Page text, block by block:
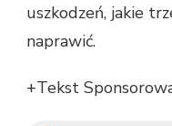
uszkodzeń, jakie
naprawić.
+Tekst